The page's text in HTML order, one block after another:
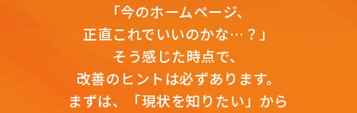
「今のホームページ、
正直これでいいのかな…？」
そう感じた時点で、
改善のヒントは必ずあります。
まずは、「現状を知りたい」から